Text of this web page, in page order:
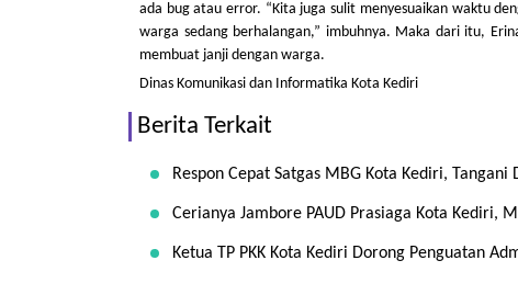
ada bug atau error. “Kita juga sulit menyesuaikan waktu
warga sedang berhalangan,” imbuhnya. Maka dari itu,
membuat janji dengan warga.
Dinas Komunikasi dan Informatika Kota Kediri
Berita Terkait
Respon Cepat Satgas MBG Kota Kediri,
Cerianya Jambore PAUD Prasiaga Kota Kediri,
Ketua TP PKK Kota Kediri Dorong Penguatan